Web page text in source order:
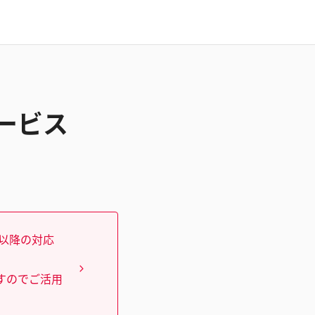
ビス
降の対応
のでご活用